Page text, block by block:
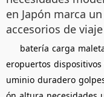
en Japón marca
accesorios de
batería carga
eropuertos dispositivos
uminio duradero